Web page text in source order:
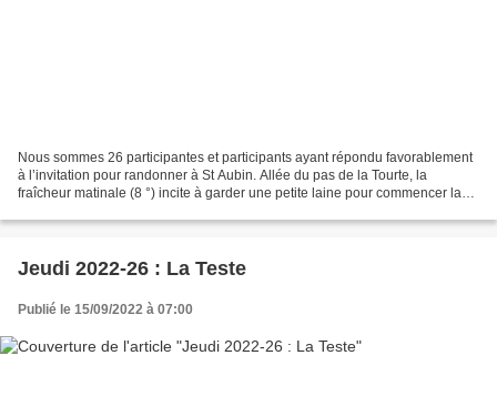
Nous sommes 26 participantes et participants ayant répondu favorablement
à l’invitation pour randonner à St Aubin. Allée du pas de la Tourte, la
fraîcheur matinale (8 °) incite à garder une petite laine pour commencer la
Jeudi 2022-26 : La Teste
Publié le 15/09/2022 à 07:00